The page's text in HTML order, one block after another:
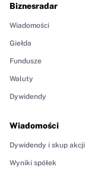
Biznesradar
Wiadomości
Giełda
Fundusze
Waluty
Dywidendy
Wiadomości
Dywidendy i skup akcji
Wyniki spółek